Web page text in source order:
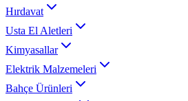
Hırdavat
Usta El Aletleri
Kimyasallar
Elektrik Malzemeleri
Bahçe Ürünleri